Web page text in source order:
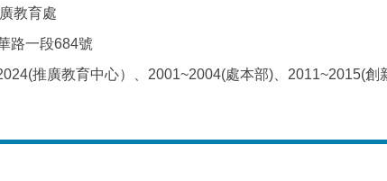
教育處
路一段684號
推廣教育中心）、2001~2004(處本部)、2011~2015(